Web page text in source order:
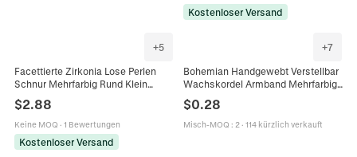
Kostenloser Versand
+5
Facettierte Zirkonia Lose Perlen
Schnur Mehrfarbig Rund Klein
Funkelnde Edelsteinperlen Für DIY
Schmuckherstellung Halskette
Armband Material
$2.88
Keine MOQ · 1 Bewertungen
Kostenloser Versand
+7
Bohemian Handgewebt Verstellbar
Wachskordel Armband Mehrfarbig
Quasten Strand Schmuck Für
Damen Herren Handgefertigt Seil
Armband
$0.28
Misch-MOQ : 2· 114 kürzlich verkauft